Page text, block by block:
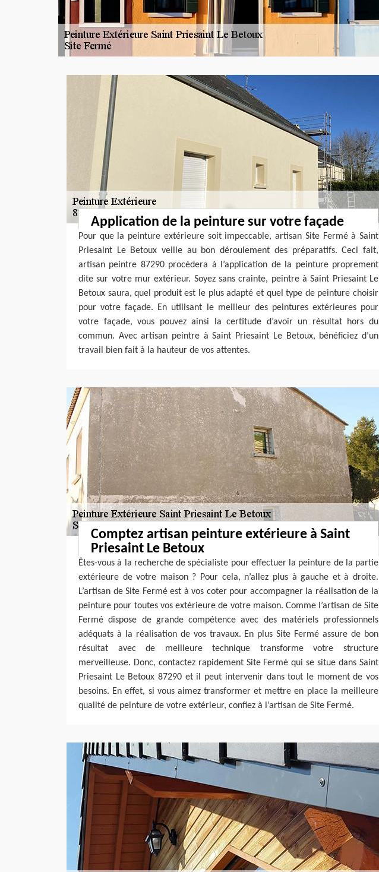
Application de la peinture sur votre façade
Pour que la peinture extérieure soit impeccable, artisan Site Fermé à Saint
Priesaint Le Betoux veille au bon déroulement des préparatifs. Ceci fait,
artisan peintre 87290 procédera à l’application de la peinture proprement
dite sur votre mur extérieur. Soyez sans crainte, peintre à Saint Priesaint Le
Betoux saura, quel produit est le plus adapté et quel type de peinture choisir
pour votre façade. En utilisant le meilleur des peintures extérieures pour
votre façade, vous pouvez ainsi la certitude d’avoir un résultat hors du
commun. Avec artisan peintre à Saint Priesaint Le Betoux, bénéficiez d’un
travail bien fait à la hauteur de vos attentes.
Comptez artisan peinture extérieure à Saint
Priesaint Le Betoux
Êtes-vous à la recherche de spécialiste pour effectuer la peinture de la partie
extérieure de votre maison ? Pour cela, n’allez plus à gauche et à droite.
L’artisan de Site Fermé est à vos coter pour accompagner la réalisation de la
peinture pour toutes vos extérieure de votre maison. Comme l’artisan de Site
Fermé dispose de grande compétence avec des matériels professionnels
adéquats à la réalisation de vos travaux. En plus Site Fermé assure de bon
résultat avec de meilleure technique transforme votre structure
merveilleuse. Donc, contactez rapidement Site Fermé qui se situe dans Saint
Priesaint Le Betoux 87290 et il peut intervenir dans tout le moment de vos
besoins. En effet, si vous aimez transformer et mettre en place la meilleure
qualité de peinture de votre extérieur, confiez à l’artisan de Site Fermé.